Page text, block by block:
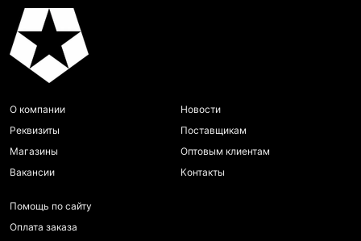
О компании
Реквизиты
Магазины
Вакансии
Новости
Поставщикам
Оптовым клиентам
Контакты
Помощь по сайту
Оплата заказа